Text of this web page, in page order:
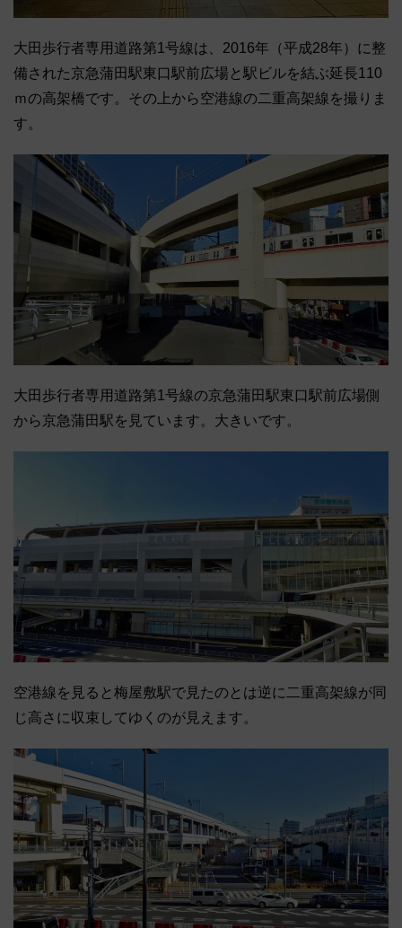
大田歩行者専用道路第1号線は、2016年（平成28年）に整
備された京急蒲田駅東口駅前広場と駅ビルを結ぶ延長110
ｍの高架橋です。その上から空港線の二重高架線を撮りま
す。
大田歩行者専用道路第1号線の京急蒲田駅東口駅前広場側
から京急蒲田駅を見ています。大きいです。
空港線を見ると梅屋敷駅で見たのとは逆に二重高架線が同
じ高さに収束してゆくのが見えます。